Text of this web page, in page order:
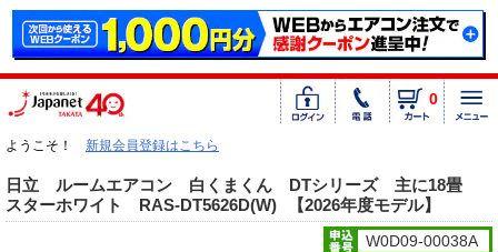
0
ようこそ！ 新規会員登録はこちら
日立 ルームエアコン 白くまくん DTシリーズ 主に18畳
スターホワイト RAS-DT5626D(W)
【2026年度モデル】
W0D09-00038A